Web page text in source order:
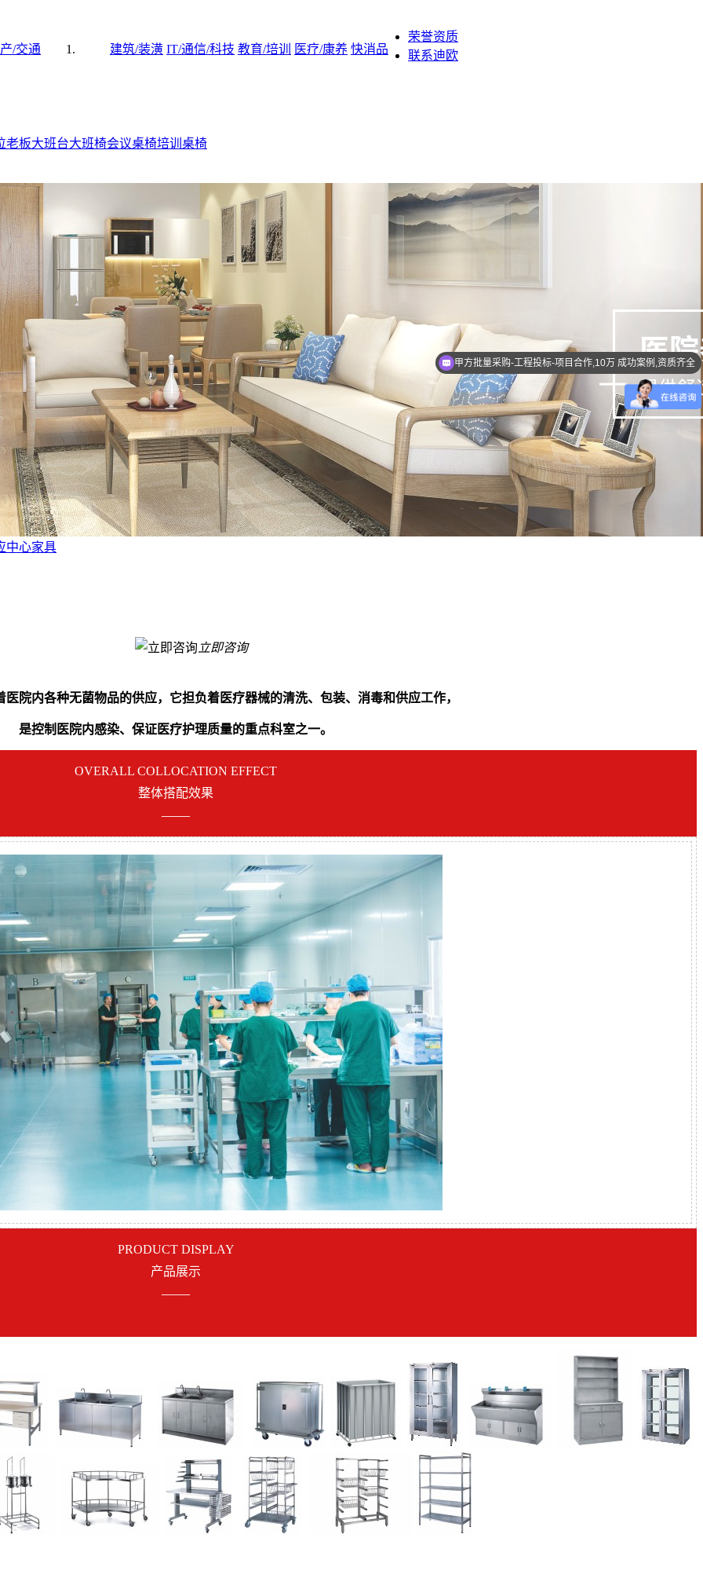
/交通 建筑/装潢 IT/通信/科技 教育/培训 医疗/康养 快消品
荣誉资质
联系迪欧
老板大班台大班椅会议桌椅培训桌椅
中心家具
立即咨询
医院内各种无菌物品的供应，它担负着医疗器械的清洗、包装、消毒和供应工作，
是控制医院内感染、保证医疗护理质量的重点科室之一。
OVERALL COLLOCATION EFFECT
整体搭配效果
——
PRODUCT DISPLAY
产品展示
——
年产值近30亿品牌，全国2000多网点，免费量尺，包运输安装
甲方批量采购-工程投标-项目合作,10万 成功案例,资质齐全